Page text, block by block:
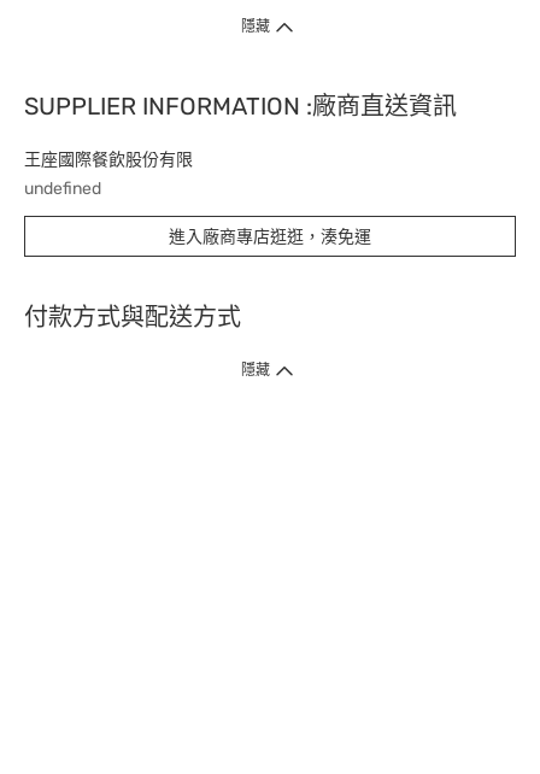
隱藏
SUPPLIER INFORMATION :廠商直送資訊
王座國際餐飲股份有限
undefined
進入廠商專店逛逛，湊免運
付款方式與配送方式
隱藏